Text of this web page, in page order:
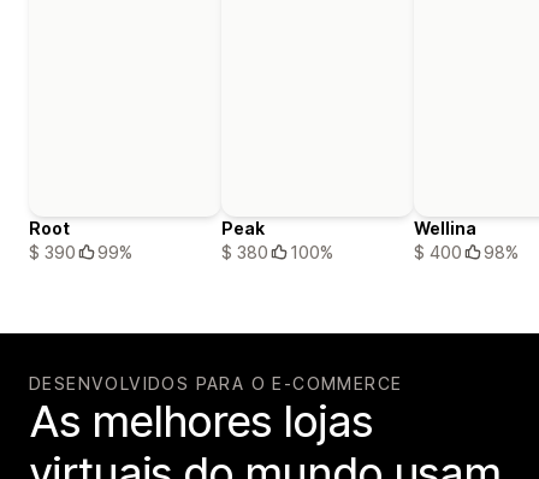
Root
$ 390
99%
Peak
$ 380
100%
Wellina
$ 400
98%
DESENVOLVIDOS PARA O E-COMMERCE
As melhores lojas